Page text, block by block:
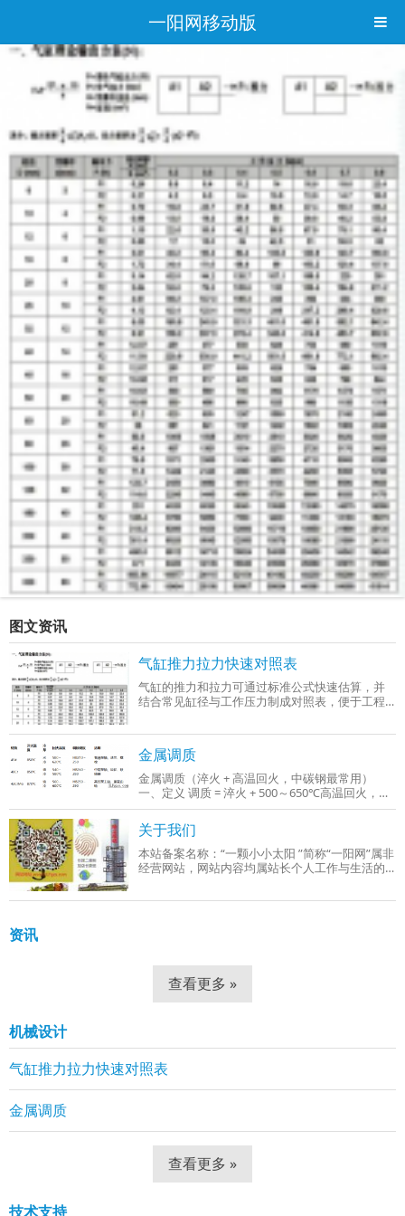
一阳网移动版
图文资讯
气缸推力拉力快速对照表
气缸的推力和拉力可通过标准公式快速估算，并
结合常见缸径与工作压力制成对照表，便于工程
力0.4–0.6 MPa）整理的‌气缸推力与拉力快
金属调质
金属调质（淬火 + 高温回火，中碳钢最常用）
一、定义 调质 = 淬火 + 500～650℃高温回火，只
适用于中碳钢、中碳合金钢（C：0.3%～0.5%），
成品组织：回火索氏体（铁素体 + 细小球状碳
关于我们
本站备案名称：“一颗小小太阳 ”简称“一阳网”属非
经营网站，网站内容均属站长个人工作与生活的
制、网站组建等。
资讯
查看更多 »
机械设计
气缸推力拉力快速对照表
金属调质
查看更多 »
技术支持